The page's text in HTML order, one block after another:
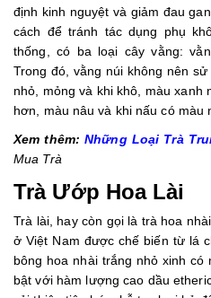
định kinh nguyệt và giảm đau
cách để tránh tác dụng phụ
thống, có ba loại cây vằng:
Trong đó, vằng núi không nên
nhỏ, mỏng và khi khô, màu xanh
hơn, màu nâu và khi nấu có màu
Xem thêm: Những Loại Trà
Mua Trà
Trà Ướp Hoa Lài
Trà lài, hay còn gọi là trà hoa
ở Việt Nam được chế biến từ lá
bông hoa nhài trắng nhỏ xinh
bật với hàm lượng cao dầu